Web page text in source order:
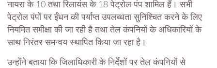
नायरा के 10 तथा रिलायंस के 18 पेट्रोल पंप शामिल हैं। सभी
पेट्रोल पंपों पर ईंधन की पर्याप्त उपलब्धता सुनिश्चित करने के लिए
नियमित समीक्षा की जा रही है तथा तेल कंपनियों के अधिकारियों के
साथ निरंतर समन्वय स्थापित किया जा रहा है।
उन्होंने बताया कि जिलाधिकारी के निर्देशों पर तेल कंपनियों से